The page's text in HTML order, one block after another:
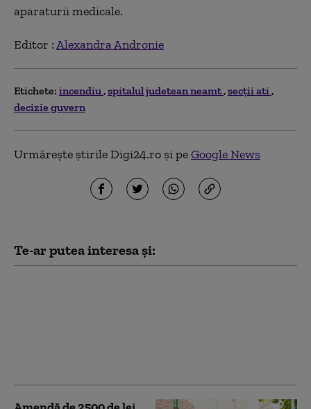
aparaturii medicale.
Editor :Alexandra Andronie
Etichete: incendiu spitalul judetean neamt secții ati
decizie guvern
Urmărește știrile Digi24.ro și peGoogle News
Te-ar putea interesa și: